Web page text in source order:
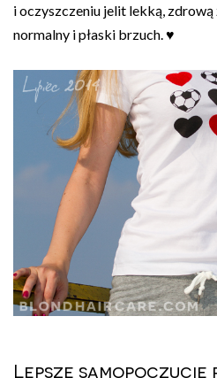
i oczyszczeniu jelit lekką,
normalny i płaski brzuch. ♥
Lepsze